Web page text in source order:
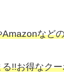
など
!!お得なク